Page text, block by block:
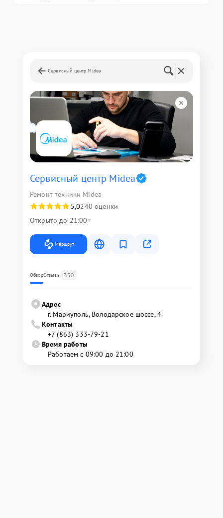
Сервисный центр Midea
Сервисный центр Midea
Ремонт техники Midea
5,0240 оценки
Открыто до 21:00
Маршрут
ОбзорОтзывы 330
Адрес
г. Мариуполь, Володарское шоссе, 4
Контакты
+7 (863) 333-79-21
Время работы
Работаем с 09:00 до 21:00